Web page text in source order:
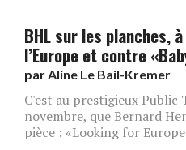
BHL sur les planches,
l’Europe et contre
par Aline Le Bail-Kremer
C'est au prestigieux Public
novembre, que Bernard
pièce : «Looking for